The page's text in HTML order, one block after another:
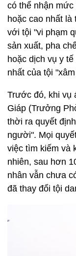
có thể nhận
hoặc cao nhất
với tội "vi phạm
sản xuất, pha
hoặc dịch vụ y
nhất của tội
Trước đó, khi vụ
Giáp (Trưởng
thời ra quyết
người". Mọi
việc tìm kiếm và
nhiên, sau hơn
nhân vẫn chưa
đã thay đổi tội